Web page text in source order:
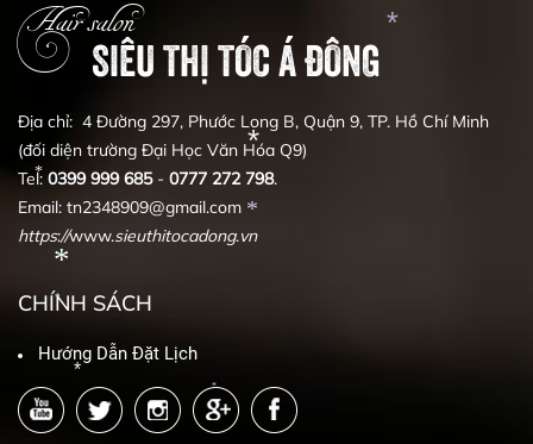
*
*
*
*
*
Hair salon
SIÊU THỊ TÓC Á ĐÔNG
Địa chỉ: 4 Đường 297, Phước Long B, Quận 9, TP. Hồ Chí Minh
(đối diện trường Đại Học Văn Hóa Q9)
Tel: 0399 999 685- 0777 272 798.
Email: tn2348909@gmail.com
https://www.sieuthitocadong.vn
CHÍNH SÁCH
Hướng Dẫn Đặt Lịch